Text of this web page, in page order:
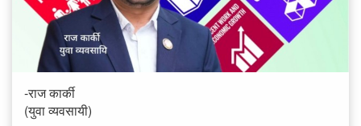
-राज कार्की
(युवा व्यवसायी)